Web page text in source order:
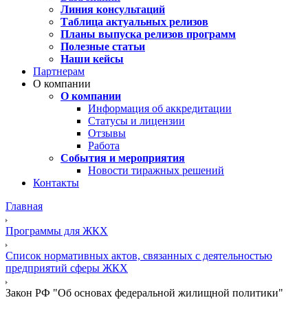
Линия консультаций
Таблица актуальных релизов
Планы выпуска релизов программ
Полезные статьи
Наши кейсы
Партнерам
О компании
О компании
Информация об аккредитации
Статусы и лицензии
Отзывы
Работа
События и мероприятия
Новости тиражных решений
Контакты
Главная
Программы для ЖКХ
Список нормативных актов, связанных с деятельностью
предприятий сферы ЖКХ
Закон РФ "Об основах федеральной жилищной политики"